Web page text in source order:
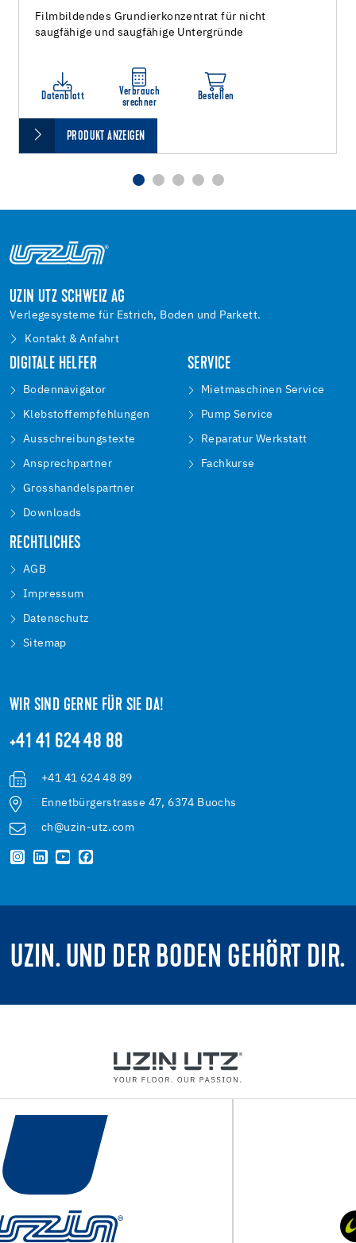
Filmbildendes Grundierkonzentrat für nicht
saugfähige und saugfähige Untergründe
Datenblatt
Verbrauch
srechner
Bestellen
PRODUKT ANZEIGEN
UZIN UTZ SCHWEIZ AG
Verlegesysteme für Estrich, Boden und Parkett.
Kontakt & Anfahrt
DIGITALE HELFER
Bodennavigator
Klebstoffempfehlungen
Ausschreibungstexte
Ansprechpartner
Grosshandelspartner
Downloads
SERVICE
Mietmaschinen Service
Pump Service
Reparatur Werkstatt
Fachkurse
RECHTLICHES
AGB
Impressum
Datenschutz
Sitemap
WIR SIND GERNE FÜR SIE DA!
+41 41 624 48 88
+41 41 624 48 89
Ennetbürgerstrasse 47, 6374 Buochs
ch@uzin-utz.com
UZIN. UND DER BODEN GEHÖRT DIR.